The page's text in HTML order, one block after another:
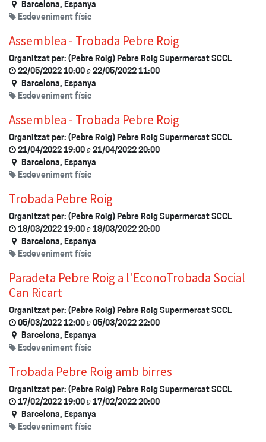
Barcelona, Espanya
Esdeveniment físic
Assemblea - Trobada Pebre Roig
Organitzat per: (Pebre Roig) Pebre Roig Supermercat SCCL
22/05/2022 10:00 a 22/05/2022 11:00
Barcelona, Espanya
Esdeveniment físic
Assemblea - Trobada Pebre Roig
Organitzat per: (Pebre Roig) Pebre Roig Supermercat SCCL
21/04/2022 19:00 a 21/04/2022 20:00
Barcelona, Espanya
Esdeveniment físic
Trobada Pebre Roig
Organitzat per: (Pebre Roig) Pebre Roig Supermercat SCCL
18/03/2022 19:00 a 18/03/2022 20:00
Barcelona, Espanya
Esdeveniment físic
Paradeta Pebre Roig a l'EconoTrobada Social
Can Ricart
Organitzat per: (Pebre Roig) Pebre Roig Supermercat SCCL
05/03/2022 12:00 a 05/03/2022 22:00
Barcelona, Espanya
Esdeveniment físic
Trobada Pebre Roig amb birres
Organitzat per: (Pebre Roig) Pebre Roig Supermercat SCCL
17/02/2022 19:00 a 17/02/2022 20:00
Barcelona, Espanya
Esdeveniment físic